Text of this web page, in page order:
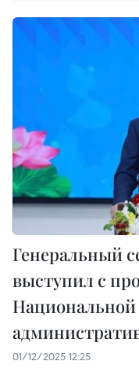
Генеральный
выступил с
01/12/2025 12:25